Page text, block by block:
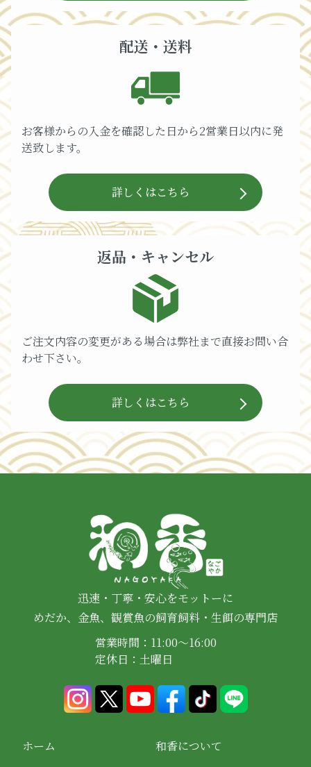
配送・送料
お客様からの入金を確認した日から2営業日以内に発
送致します。
詳しくはこちら
返品・キャンセル
ご注文内容の変更がある場合は弊社まで直接お問い合
わせ下さい。
詳しくはこちら
迅速・丁寧・安心をモットーに
めだか、金魚、観賞魚の飼育飼料・生餌の専門店
営業時間：11:00～16:00
定休日：土曜日
ホーム
和香について